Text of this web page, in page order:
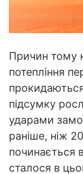
Причин тому
потепління
підсумку
ударами
раніше, ніж
починається
сталося в